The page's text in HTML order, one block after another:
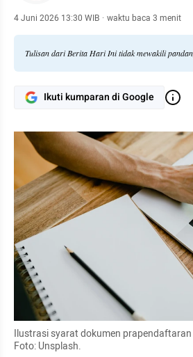
4 Juni 2026 13:30 WIB · waktu baca 3 menit
Tulisan dari Berita Hari Ini tidak mewakili
Ikuti kumparan di Google
Ilustrasi syarat dokumen
Foto: Unsplash.